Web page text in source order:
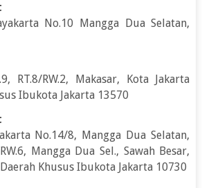
No.10 Mangga Dua Selatan,
RT.8/RW.2, Makasar, Kota Jakarta
Ibukota Jakarta 13570
No.14/8, Mangga Dua Selatan,
Mangga Dua Sel., Sawah Besar,
Khusus Ibukota Jakarta 10730